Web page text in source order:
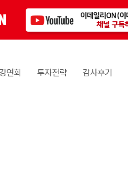
강연회 투자전략 감사후기